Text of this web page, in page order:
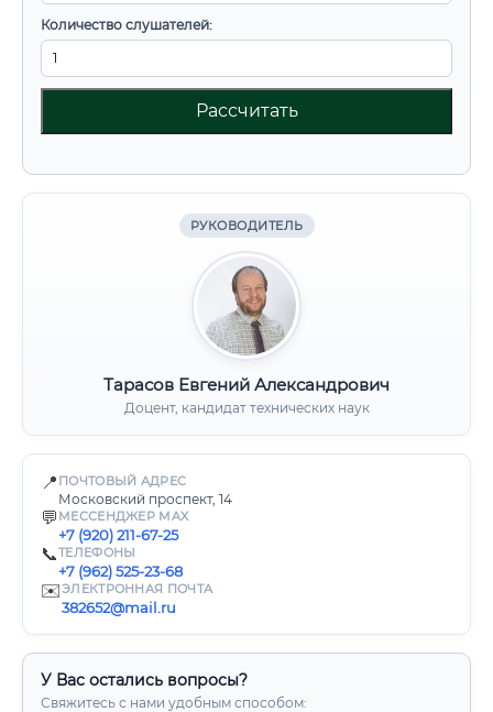
Количество слушателей:
Рассчитать
РУКОВОДИТЕЛЬ
Тарасов Евгений Александрович
Доцент, кандидат технических наук
📍 ПОЧТОВЫЙ АДРЕС
Московский проспект, 14
💬 МЕССЕНДЖЕР MAX
+7 (920) 211-67-25
📞ТЕЛЕФОНЫ
+7 (962) 525-23-68
✉️ЭЛЕКТРОННАЯ ПОЧТА
382652@mail.ru
У Вас остались вопросы?
Свяжитесь с нами удобным способом: